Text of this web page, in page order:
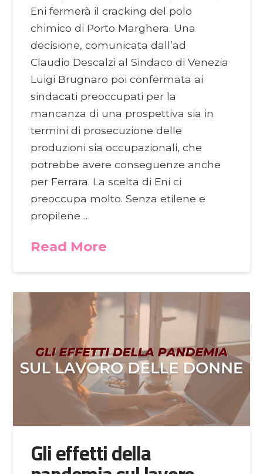
Eni fermerà il cracking del polo
chimico di Porto Marghera. Una
decisione, comunicata dall’ad
Claudio Descalzi al Sindaco di Venezia
Luigi Brugnaro poi confermata ai
sindacati preoccupati per la
mancanza di una prospettiva sia in
termini di prosecuzione delle
produzioni sia occupazionali, che
potrebbe avere conseguenze anche
per Ferrara. La scelta di Eni ci
preoccupa molto. Senza etilene e
propilene …
Read More
Gli effetti della